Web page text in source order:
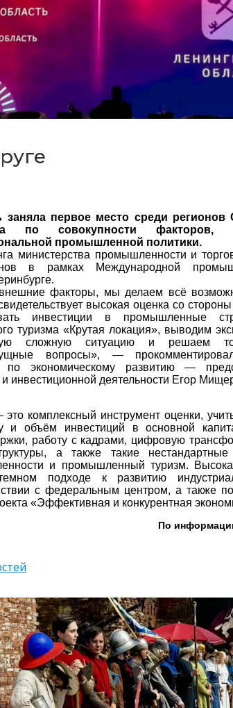
заняла первое место среди регионов
по совокупности факторов,
промышленной политики.
министерства промышленности и
в рамках Международной
факторы, мы делаем всё
высокая оценка со
инвестиции в промышленные
туризма «Крутая локация», выводим
сложную ситуацию и решаем
вопросы», — прокомментировал
по экономическому развитию —
и инвестиционной деятельности Егор
комплексный инструмент оценки,
и объём инвестиций в основной
работу с кадрами, цифровую
а также такие
и промышленный туризм.
подходе к развитию
с федеральным центром, а также
«Эффективная и конкурентная
По